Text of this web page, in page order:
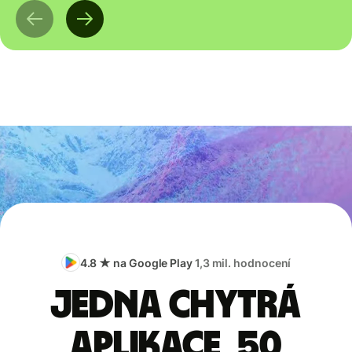
4.8 ★ na Google Play1,3 mil. hodnocení
Jedna chytrá